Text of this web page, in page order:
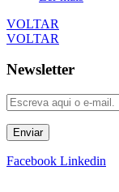
VOLTAR
VOLTAR
Newsletter
Enviar
Facebook Linkedin